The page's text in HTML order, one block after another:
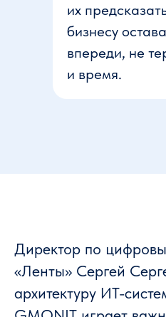
их
бизнесу
впереди, не
и время.
Директор по
«Ленты» Сергей
архитектуру ИТ-